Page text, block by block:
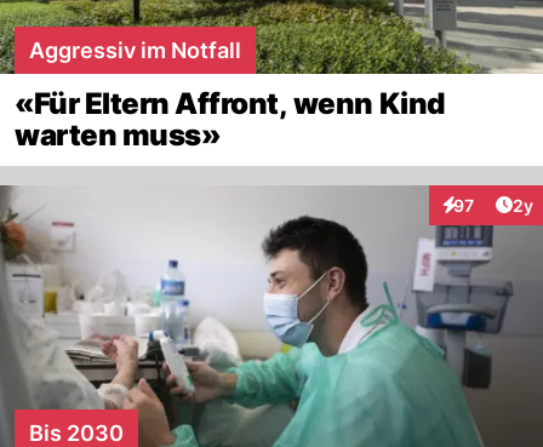
Aggressiv im Notfall
«Für Eltern Affront, wenn Kind
warten muss»
97
Interaktionen
2y
Bis 2030